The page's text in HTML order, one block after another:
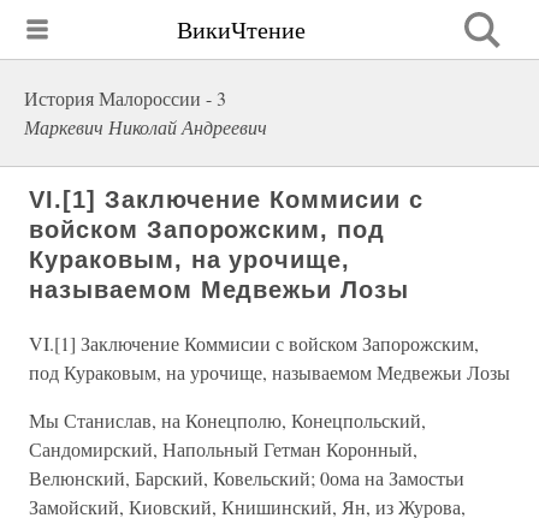
ВикиЧтение
История Малороссии - 3
Маркевич Николай Андреевич
VI.[1] Заключение Коммисии с
войском Запорожским, под
Кураковым, на урочище,
называемом Медвежьи Лозы
VI.[1] Заключение Коммисии с войском Запорожским,
под Кураковым, на урочище, называемом Медвежьи Лозы
Мы Станислав, на Конецполю, Конецпольский,
Сандомирский, Напольный Гетман Коронный,
Велюнский, Барский, Ковельский; 0ома на Замостьи
Замойский, Киовский, Книшинский, Ян, из Журова,